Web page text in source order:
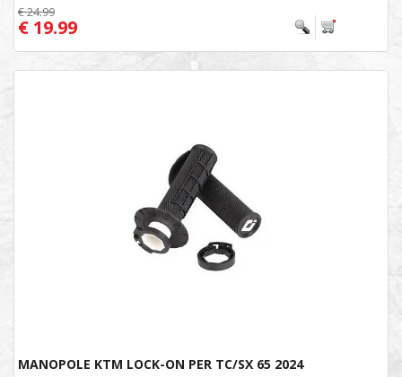
€ 24.99
€ 19.99
MANOPOLE KTM LOCK-ON PER TC/SX 65 2024